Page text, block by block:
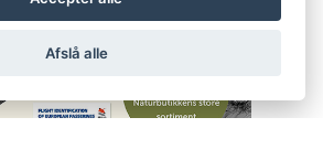
Afslå alle